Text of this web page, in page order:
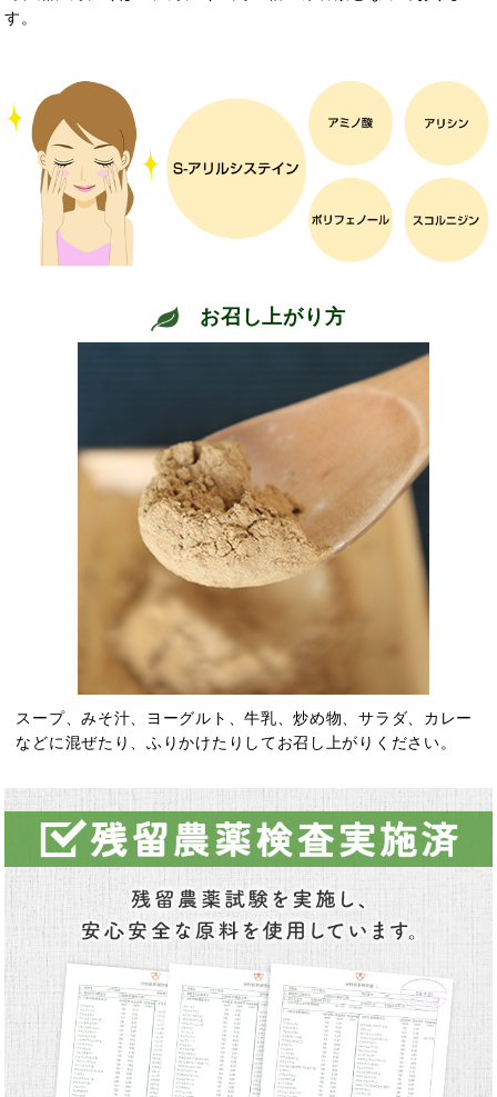
す。
お召し上がり方
スープ、みそ汁、ヨーグルト、牛乳、炒め物、サラダ、カレー
などに混ぜたり、ふりかけたりしてお召し上がりください。